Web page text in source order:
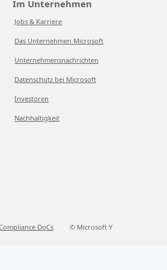
Im Unternehmen
Jobs & Karriere
Das Unternehmen Microsoft
Unternehmensnachrichten
Datenschutz bei Microsoft
Investoren
Nachhaltigkeit
DoCs © Microsoft Y